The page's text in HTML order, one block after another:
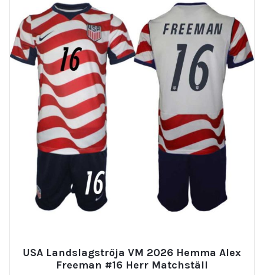
USA Landslagströja VM 2026 Hemma Alex
Freeman #16 Herr Matchställ